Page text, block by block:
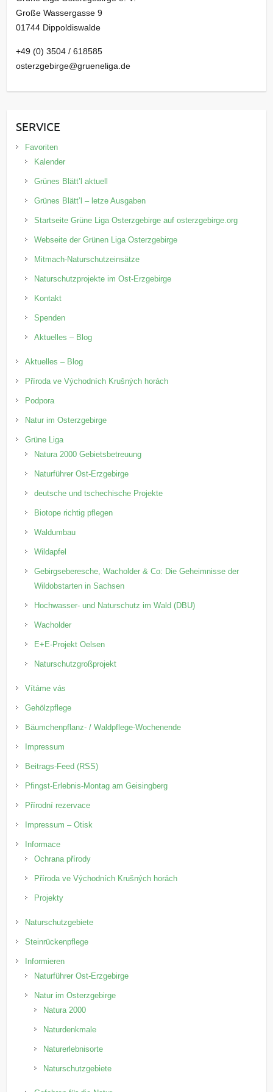
Große Wassergasse 9
01744 Dippoldiswalde
+49 (0) 3504 / 618585
osterzgebirge@grueneliga.de
SERVICE
Favoriten
Kalender
Grünes Blätt’l aktuell
Grünes Blätt’l – letze Ausgaben
Startseite Grüne Liga Osterzgebirge auf osterzgebirge.org
Webseite der Grünen Liga Osterzgebirge
Mitmach-Naturschutzeinsätze
Naturschutzprojekte im Ost-Erzgebirge
Kontakt
Spenden
Aktuelles – Blog
Aktuelles – Blog
Příroda ve Východních Krušných horách
Podpora
Natur im Osterzgebirge
Grüne Liga
Natura 2000 Gebietsbetreuung
Naturführer Ost-Erzgebirge
deutsche und tschechische Projekte
Biotope richtig pflegen
Waldumbau
Wildapfel
Gebirgseberesche, Wacholder & Co: Die Geheimnisse der
Wildobstarten in Sachsen
Hochwasser- und Naturschutz im Wald (DBU)
Wacholder
E+E-Projekt Oelsen
Naturschutzgroßprojekt
Vítáme vás
Gehölzpflege
Bäumchenpflanz- / Waldpflege-Wochenende
Impressum
Beitrags-Feed (RSS)
Pfingst-Erlebnis-Montag am Geisingberg
Přírodní rezervace
Impressum – Otisk
Informace
Ochrana přírody
Příroda ve Východních Krušných horách
Projekty
Naturschutzgebiete
Steinrückenpflege
Informieren
Naturführer Ost-Erzgebirge
Natur im Osterzgebirge
Natura 2000
Naturdenkmale
Naturerlebnisorte
Naturschutzgebiete